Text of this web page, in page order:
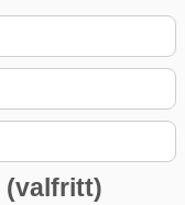
(valfritt)